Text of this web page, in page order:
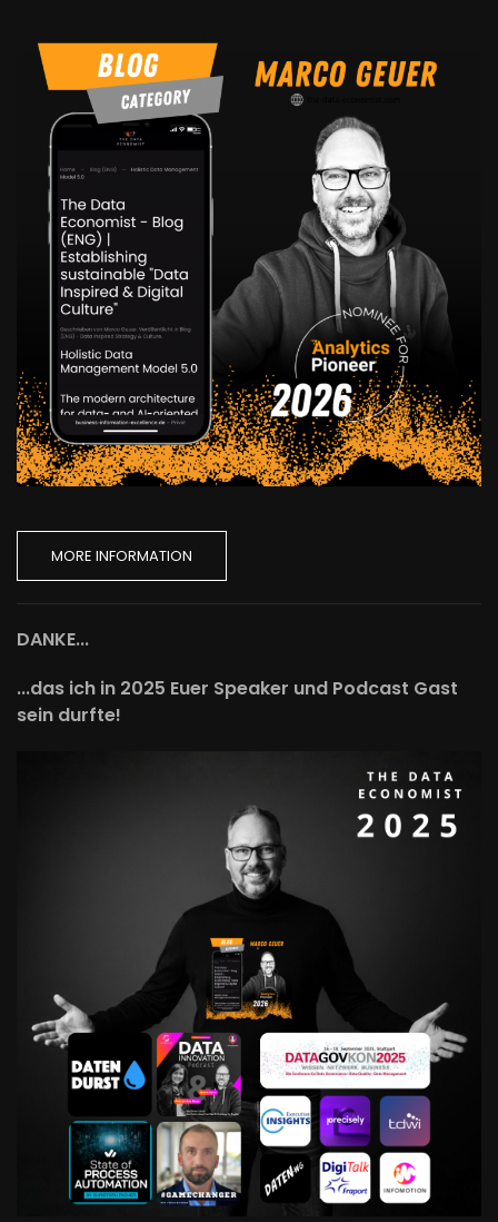
MORE INFORMATION
DANKE...
...das ich in 2025 Euer Speaker und Podcast Gast
sein durfte!